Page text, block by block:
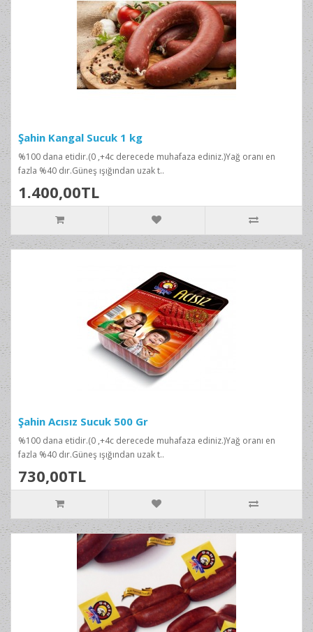
Şahin Kangal Sucuk 1 kg
%100 dana etidir.(0 ,+4c derecede muhafaza ediniz.)Yağ oranı en
fazla %40 dır.Güneş ışığından uzak t..
1.400,00TL
Şahin Acısız Sucuk 500 Gr
%100 dana etidir.(0 ,+4c derecede muhafaza ediniz.)Yağ oranı en
fazla %40 dır.Güneş ışığından uzak t..
730,00TL